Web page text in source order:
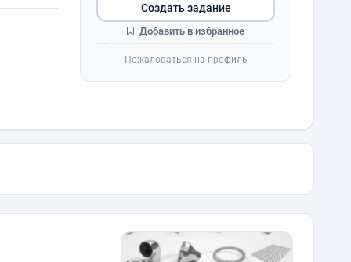
Создать задание
Добавить в избранное
Пожаловаться на профиль